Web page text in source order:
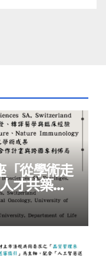
「從學術走
才共築的